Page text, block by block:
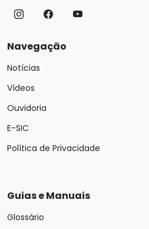
Navegação
Notícias
Vídeos
Ouvidoria
E-SIC
Política de Privacidade
Guias e Manuais
Glossário